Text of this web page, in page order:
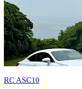
RC ASC10